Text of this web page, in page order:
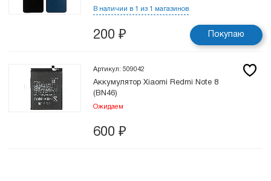
В наличии в 1 из 1 магазинов
200 ₽ Покупаю
Артикул: 509042
Аккумулятор Xiaomi Redmi Note 8
(BN46)
Ожидаем
600 ₽